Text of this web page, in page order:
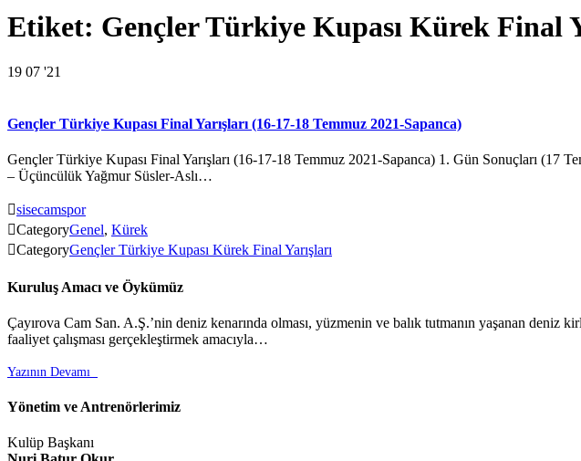
Etiket: Gençler Türkiye Kupası Kürek Final
19 07 '21
Gençler Türkiye Kupası Final Yarışları (16-17-18 Temmuz 2021-Sapanca)
Gençler Türkiye Kupası Final Yarışları (16-17-18 Temmuz 2021-Sapanca) 1. Gün Sonuçları
– Üçüncülük Yağmur Süsler-Aslı…
sisecamspor
CategoryGenel, Kürek
CategoryGençler Türkiye Kupası Kürek Final Yarışları
Kuruluş Amacı ve Öykümüz
Çayırova Cam San. A.Ş.’nin deniz kenarında olması, yüzmenin ve balık tutmanın yaşanan deniz
faaliyet çalışması gerçekleştirmek amacıyla…
Yazının Devamı
Yönetim ve Antrenörlerimiz
Kulüp Başkanı